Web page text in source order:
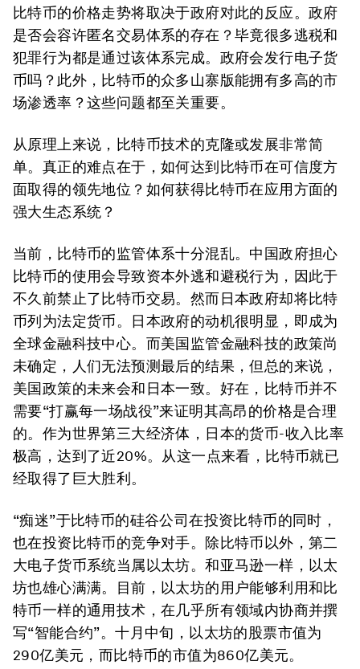
比特币的价格走势将取决于政府对此的反应。政府
是否会容许匿名交易体系的存在？毕竟很多逃税和
犯罪行为都是通过该体系完成。政府会发行电子货
币吗？此外，比特币的众多山寨版能拥有多高的市
场渗透率？这些问题都至关重要。
从原理上来说，比特币技术的克隆或发展非常简
单。真正的难点在于，如何达到比特币在可信度方
面取得的领先地位？如何获得比特币在应用方面的
强大生态系统？
当前，比特币的监管体系十分混乱。中国政府担心
比特币的使用会导致资本外逃和避税行为，因此于
不久前禁止了比特币交易。然而日本政府却将比特
币列为法定货币。日本政府的动机很明显，即成为
全球金融科技中心。而美国监管金融科技的政策尚
未确定，人们无法预测最后的结果，但总的来说，
美国政策的未来会和日本一致。好在，比特币并不
需要“打赢每一场战役”来证明其高昂的价格是合理
的。作为世界第三大经济体，日本的货币-收入比率
极高，达到了近20%。从这一点来看，比特币就已
经取得了巨大胜利。
“痴迷”于比特币的硅谷公司在投资比特币的同时，
也在投资比特币的竞争对手。除比特币以外，第二
大电子货币系统当属以太坊。和亚马逊一样，以太
坊也雄心满满。目前，以太坊的用户能够利用和比
特币一样的通用技术，在几乎所有领域内协商并撰
写“智能合约”。十月中旬，以太坊的股票市值为
290亿美元，而比特币的市值为860亿美元。